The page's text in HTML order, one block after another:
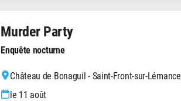
Murder Party
Enquête nocturne
Château de Bonaguil - Saint-Front-sur-Lémance
le 11 août